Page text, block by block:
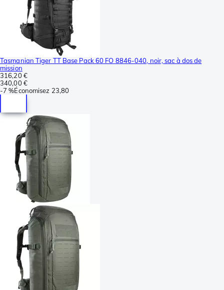
Tasmanian Tiger TT Base Pack 60 FO 8846-040, noir, sac à dos de
mission
316,20 €
340,00 €
-7 %Économisez 23,80